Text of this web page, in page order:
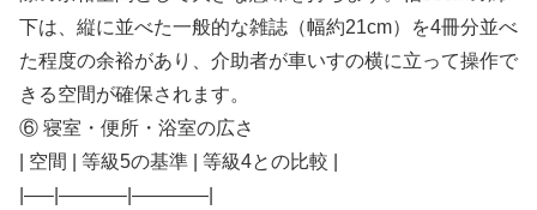
下は、縦に並べた一般的な雑誌（幅約21cm）を4冊分並べ
た程度の余裕があり、介助者が車いすの横に立って操作で
きる空間が確保されます。
⑥ 寝室・便所・浴室の広さ
| 空間 | 等級5の基準 | 等級4との比較 |
|—–|———–|————|